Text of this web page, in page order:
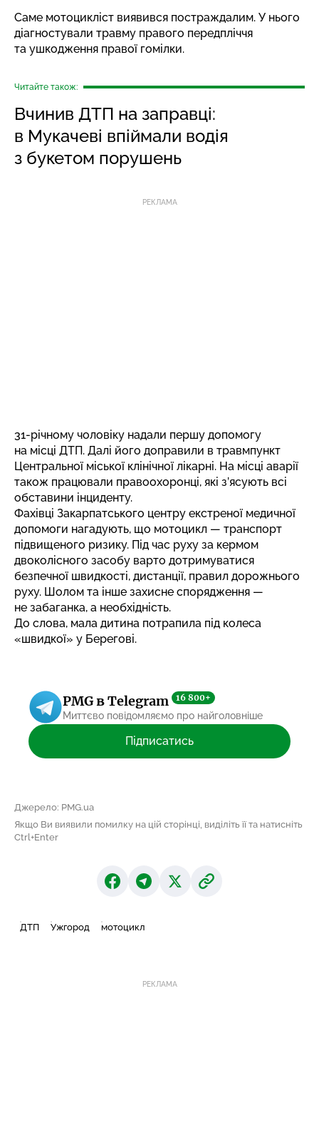
Саме мотоцикліст виявився постраждалим. У нього
діагностували травму правого передпліччя
та ушкодження правої гомілки.
Читайте також:
Вчинив ДТП на заправці:
в Мукачеві впіймали водія
з букетом порушень
РЕКЛАМА
31-річному чоловіку надали першу допомогу
на місці ДТП. Далі його доправили в травмпункт
Центральної міської клінічної лікарні. На місці аварії
також працювали правоохоронці, які з’ясують всі
обставини інциденту.
Фахівці Закарпатського центру екстреної медичної
допомоги нагадують, що мотоцикл — транспорт
підвищеного ризику. Під час руху за кермом
двоколісного засобу варто дотримуватися
безпечної швидкості, дистанції, правил дорожнього
руху. Шолом та інше захисне спорядження —
не забаганка, а необхідність.
До слова, мала дитина потрапила під колеса
«швидкої» у Берегові.
PMG в Telegram 16 800+
Миттєво повідомляємо про найголовніше
Підписатись
Джерело: PMG.ua
Якщо Ви виявили помилку на цій сторінці, виділіть її та натисніть
Ctrl+Enter
ДТП Ужгород мотоцикл
РЕКЛАМА